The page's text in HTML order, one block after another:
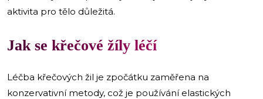
aktivita pro tělo důležitá.
Jak se křečové žíly léčí
Léčba křečových žil je zpočátku zaměřena na
konzervativní metody, což je používání elastických